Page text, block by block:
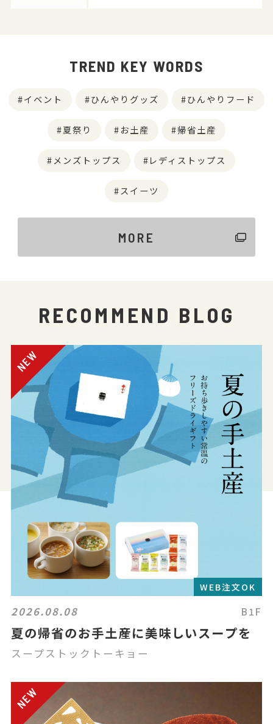
TREND KEY WORDS
イベント ひんやりグッズ ひんやりフード
夏祭り お土産 帰省土産
メンズトップス レディストップス
スイーツ
MORE
RECOMMEND BLOG
WEB注文OK
2026.08.08 B1F
夏の帰省のお手土産に美味しいスープを
スープストックトーキョー